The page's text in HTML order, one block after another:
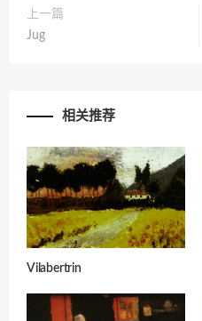
上一篇
Jug
相关推荐
Vilabertrin